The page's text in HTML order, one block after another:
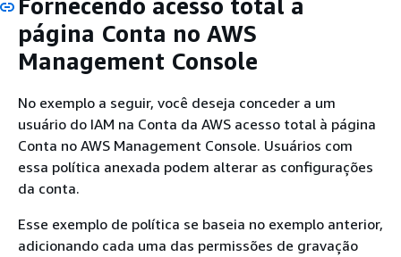
página Conta no AWS
Management Console
No exemplo a seguir, você deseja conceder a um
usuário do IAM na Conta da AWS acesso total à página
Conta no AWS Management Console. Usuários com
essa política anexada podem alterar as configurações
da conta.
Esse exemplo de política se baseia no exemplo anterior,
adicionando cada uma das permissões de gravação